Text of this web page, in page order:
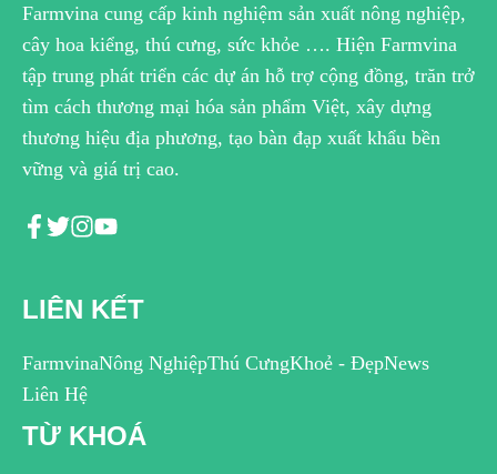
Farmvina cung cấp kinh nghiệm sản xuất nông nghiệp,
cây hoa kiểng, thú cưng, sức khỏe …. Hiện Farmvina
tập trung phát triển các dự án hỗ trợ cộng đồng, trăn trở
tìm cách thương mại hóa sản phẩm Việt, xây dựng
thương hiệu địa phương, tạo bàn đạp xuất khẩu bền
vững và giá trị cao.
LIÊN KẾT
FarmvinaNông NghiệpThú CưngKhoẻ - ĐẹpNews
Liên Hệ
TỪ KHOÁ